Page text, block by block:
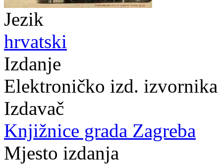
Jezik
hrvatski
Izdanje
Elektroničko izd.
Izdavač
Knjižnice grada Zagreba
Mjesto izdanja